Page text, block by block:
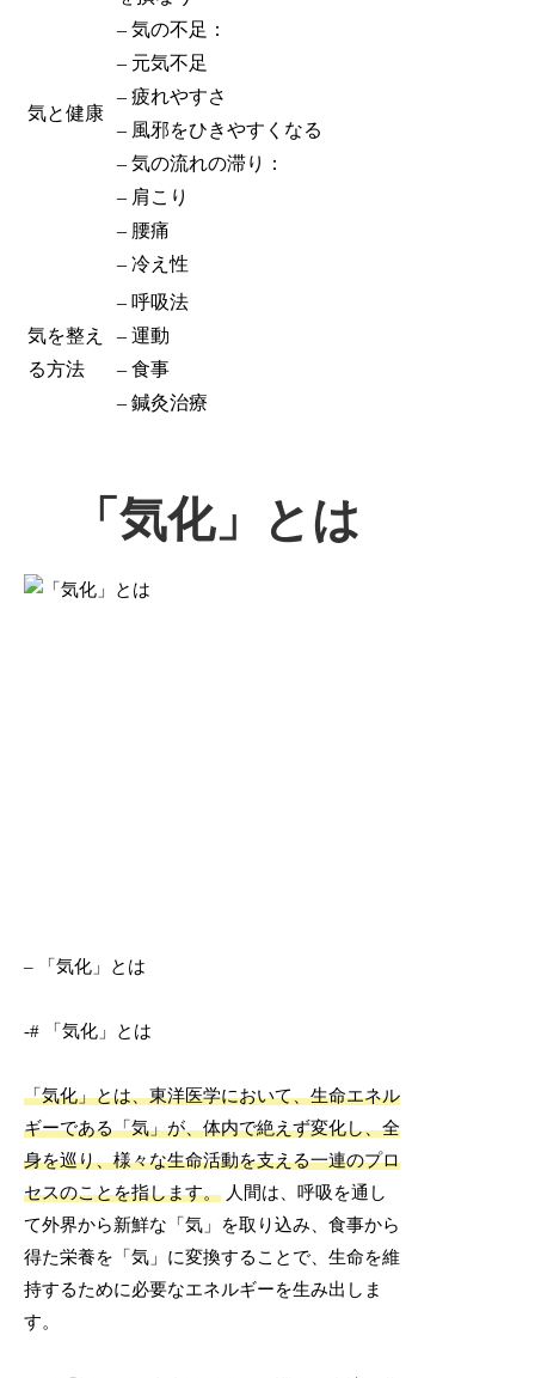
気と健康
– 気の不足：
– 元気不足
– 疲れやすさ
– 風邪をひきやすくなる
– 気の流れの滞り：
– 肩こり
– 腰痛
– 冷え性
気を整え
る方法
– 呼吸法
– 運動
– 食事
– 鍼灸治療
「気化」とは
– 「気化」とは
-# 「気化」とは
「気化」とは、東洋医学において、生命エネル
ギーである「気」が、体内で絶えず変化し、全
身を巡り、様々な生命活動を支える一連のプロ
セスのことを指します。 人間は、呼吸を通し
て外界から新鮮な「気」を取り込み、食事から
得た栄養を「気」に変換することで、生命を維
持するために必要なエネルギーを生み出しま
す。